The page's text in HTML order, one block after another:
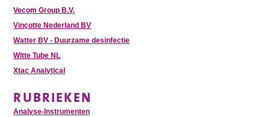
Vecom Group B.V.
Vinçotte Nederland BV
Watter BV - Duurzame desinfectie
Witte Tube NL
Xtac Analytical
RUBRIEKEN
Analyse-Instrumenten